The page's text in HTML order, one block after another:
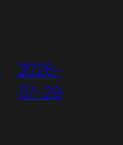
2026-
07-29